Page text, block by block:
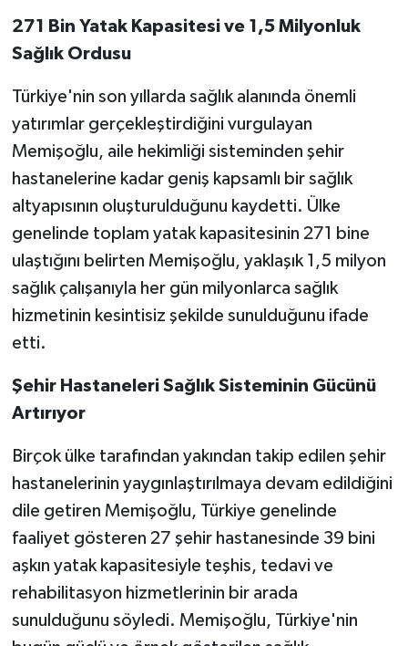
271 Bin Yatak Kapasitesi ve 1,5 Milyonluk
Sağlık Ordusu
Türkiye'nin son yıllarda sağlık alanında önemli
yatırımlar gerçekleştirdiğini vurgulayan
Memişoğlu, aile hekimliği sisteminden şehir
hastanelerine kadar geniş kapsamlı bir sağlık
altyapısının oluşturulduğunu kaydetti. Ülke
genelinde toplam yatak kapasitesinin 271 bine
ulaştığını belirten Memişoğlu, yaklaşık 1,5 milyon
sağlık çalışanıyla her gün milyonlarca sağlık
hizmetinin kesintisiz şekilde sunulduğunu ifade
etti.
Şehir Hastaneleri Sağlık Sisteminin Gücünü
Artırıyor
Birçok ülke tarafından yakından takip edilen şehir
hastanelerinin yaygınlaştırılmaya devam edildiğini
dile getiren Memişoğlu, Türkiye genelinde
faaliyet gösteren 27 şehir hastanesinde 39 bini
aşkın yatak kapasitesiyle teşhis, tedavi ve
rehabilitasyon hizmetlerinin bir arada
sunulduğunu söyledi. Memişoğlu, Türkiye'nin